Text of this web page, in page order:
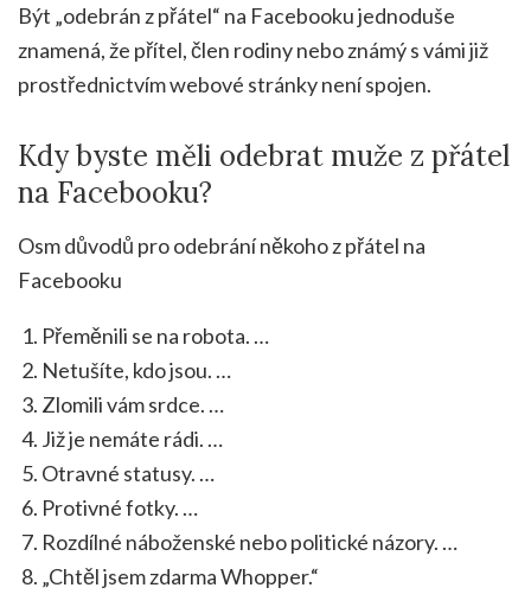
Být „odebrán z přátel“ na Facebooku jednoduše
znamená, že přítel, člen rodiny nebo známý s vámi již
prostřednictvím webové stránky není spojen.
Kdy byste měli odebrat muže z přátel
na Facebooku?
Osm důvodů pro odebrání někoho z přátel na
Facebooku
Přeměnili se na robota. …
Netušíte, kdo jsou. …
Zlomili vám srdce. …
Již je nemáte rádi. …
Otravné statusy. …
Protivné fotky. …
Rozdílné náboženské nebo politické názory. …
„Chtěl jsem zdarma Whopper.“